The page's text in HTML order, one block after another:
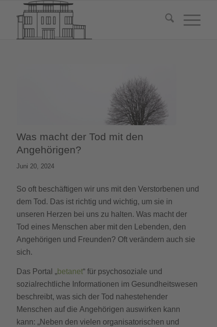
Was macht der Tod mit den
Angehörigen?
Juni 20, 2024
So oft beschäftigen wir uns mit den Verstorbenen und
dem Tod. Das ist richtig und wichtig, um sie in
unseren Herzen bei uns zu halten. Was macht der
Tod eines Menschen aber mit den Lebenden, den
Angehörigen und Freunden? Oft verändern auch sie
sich.
Das Portal „betanet“ für psychosoziale und
sozialrechtliche Informationen im Gesundheitswesen
beschreibt, was sich der Tod nahestehender
Menschen auf die Angehörigen auswirken kann
kann: „Neben den vielen organisatorischen und